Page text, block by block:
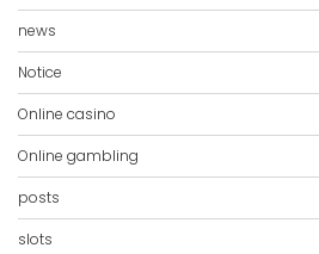
news
Notice
Online casino
Online gambling
posts
slots